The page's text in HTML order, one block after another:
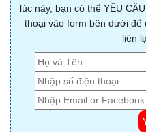
lúc này, bạn có thể YÊU
thoại vào form bên dưới
liên